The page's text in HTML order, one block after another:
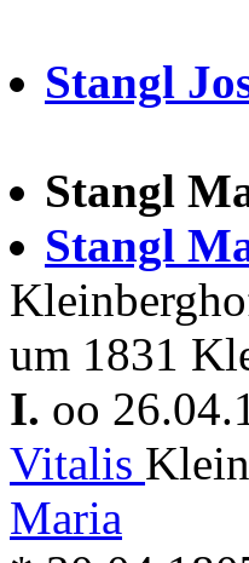
Stangl
Stangl
Stangl
um 1831
I. oo
Vitalis
Maria